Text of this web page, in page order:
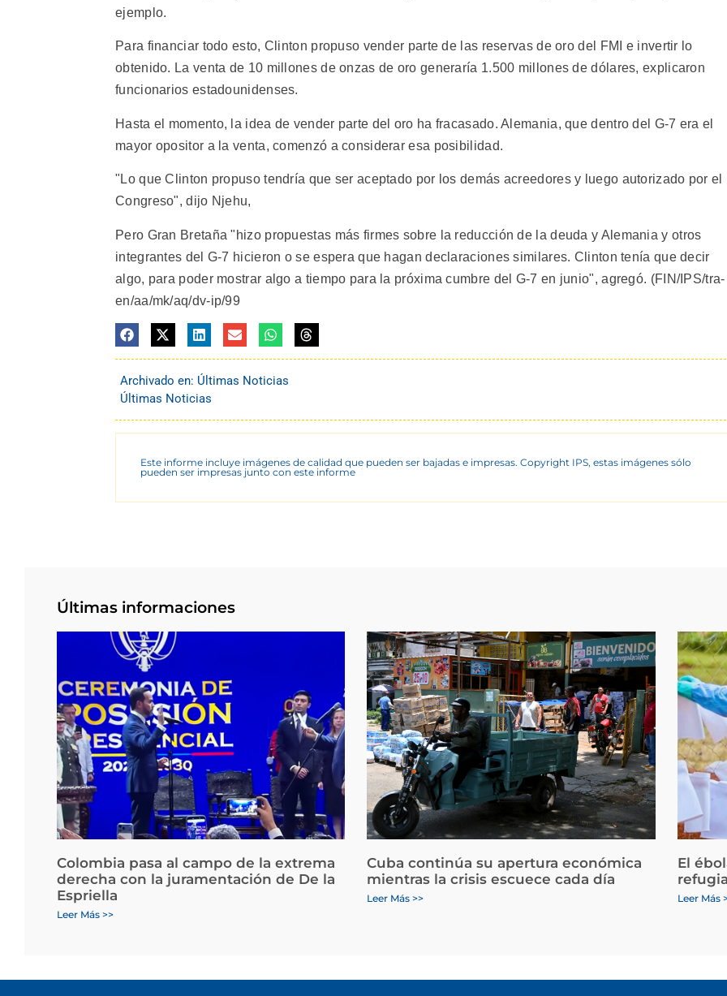
ejemplo.
Para financiar todo esto, Clinton propuso vender parte de las reservas de oro del FMI e invertir lo
obtenido. La venta de 10 millones de onzas de oro generaría 1.500 millones de dólares, explicaron
funcionarios estadounidenses.
Hasta el momento, la idea de vender parte del oro ha fracasado. Alemania, que dentro del G-7 era el
mayor opositor a la venta, comenzó a considerar esa posibilidad.
"Lo que Clinton propuso tendría que ser aceptado por los demás acreedores y luego autorizado por el
Congreso", dijo Njehu,
Pero Gran Bretaña "hizo propuestas más firmes sobre la reducción de la deuda y Alemania y otros
integrantes del G-7 hicieron o se espera que hagan declaraciones similares. Clinton tenía que decir
algo, para poder mostrar algo a tiempo para la próxima cumbre del G-7 en junio", agregó. (FIN/IPS/tra-
en/aa/mk/aq/dv-ip/99
Archivado en: Últimas Noticias
Últimas Noticias
Este informe incluye imágenes de calidad que pueden ser bajadas e impresas. Copyright IPS, estas imágenes sólo
pueden ser impresas junto con este informe
Últimas informaciones
Colombia pasa al campo de la extrema
derecha con la juramentación de De la
Espriella
Leer Más >>
Cuba continúa su apertura económica
mientras la crisis escuece cada día
Leer Más >>
El
Leer Más